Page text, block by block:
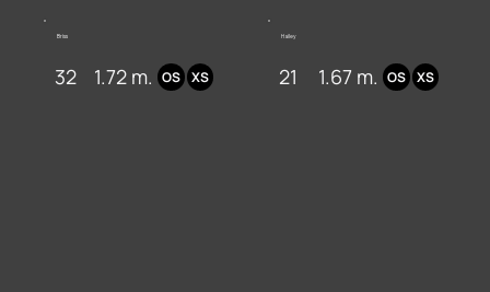
Briss
32 1.72 m. OS XS
Hailey
21 1.67 m. OS XS